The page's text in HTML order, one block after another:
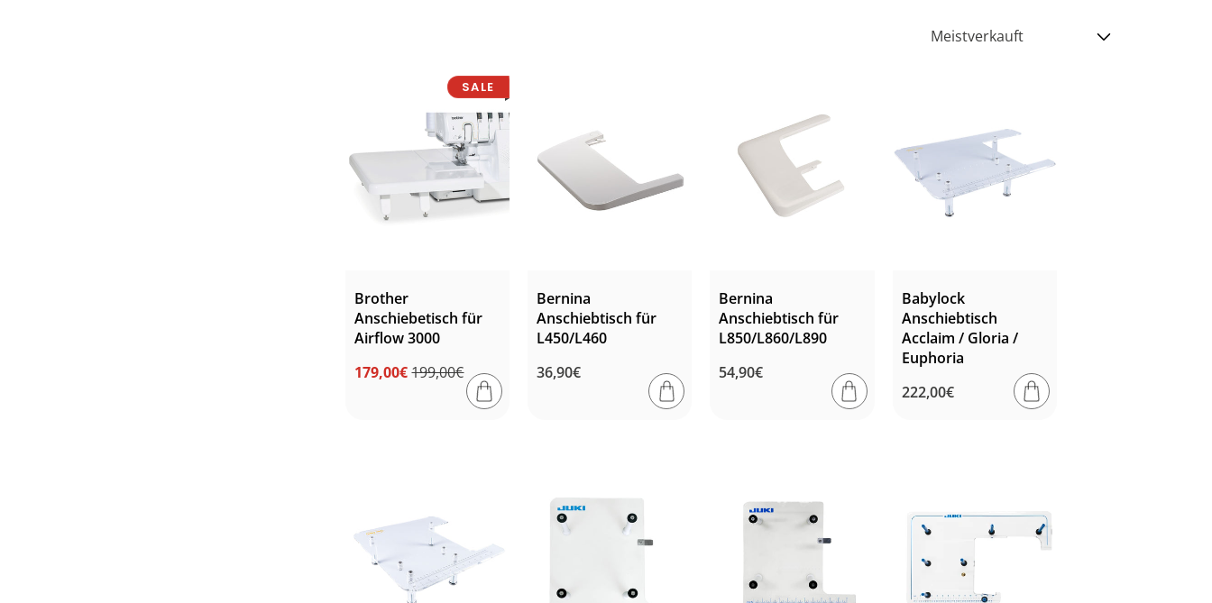
g
o
r
i
SALE
Brother
Anschiebetisch für
Airflow 3000
Normaler199,00€
Verkaufspreis
179,00€
Bernina
Anschiebtisch für
L450/L460
Normaler
36,90€
Bernina
Anschiebtisch für
L850/L860/L890
Normaler
54,90€
Babylock
Anschiebtisch
Acclaim / Gloria /
Euphoria
Normaler
222,00€